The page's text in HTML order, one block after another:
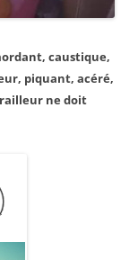
caustique,
piquant, acéré,
ne doit